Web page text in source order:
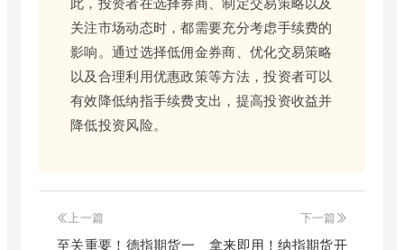
关注市场动态时，都需要充分考虑手续费的
影响。通过选择低佣金券商、优化交易策略
以及合理利用优惠政策等方法，投资者可以
有效降低纳指手续费支出，提高投资收益并
降低投资风险。
上一篇
至关重要！德指期货一
下一篇
拿来即用！纳指期货开